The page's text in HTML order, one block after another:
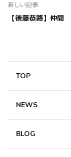
新しい記事
【後藤恭路】仲間
TOP
NEWS
BLOG